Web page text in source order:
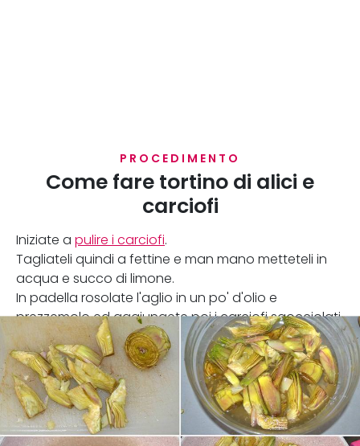
PROCEDIMENTO
Come fare tortino di alici e
carciofi
Iniziate a pulire i carciofi.
Tagliateli quindi a fettine e man mano metteteli in
acqua e succo di limone.
In padella rosolate l'aglio in un po' d'olio e
prezzemolo ed aggiungete poi i carciofi sgocciolati.